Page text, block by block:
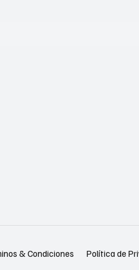
Política de
& Condiciones